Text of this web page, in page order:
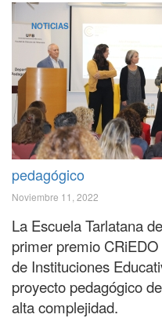
NOTICIAS
pedagógico
Noviembre 11, 2022
La Escuela Tarlatana
primer premio
de Instituciones
proyecto pedagógico
alta complejidad.